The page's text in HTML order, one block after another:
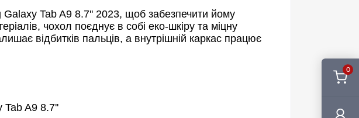
0
Tab A9 8.7'' 2023, щоб забезпечити йому
чохол поєднує в собі еко-шкіру та міцну
відбитків пальців, а внутрішній каркас працює
Tab A9 8.7''